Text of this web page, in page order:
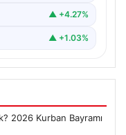
▲ +4.27%
▲ +1.03%
2026 Kurban Bayramı